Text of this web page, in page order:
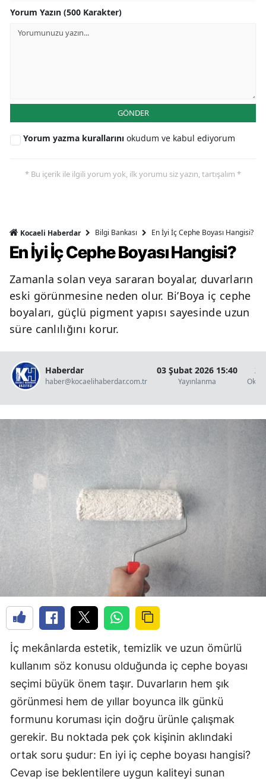
Yorum Yazın (500 Karakter)
GÖNDER
Yorum yazma kurallarını okudum ve kabul ediyorum
* Bu içerik ile ilgili yorum yok, ilk yorumu siz yazın, tartışalım *
Kocaeli Haberdar Bilgi Bankası En İyi İç Cephe Boyası Hangisi?
En İyi İç Cephe Boyası Hangisi?
Zamanla solan veya sararan boyalar, duvarların
eski görünmesine neden olur. Bi’Boya iç cephe
boyaları, güçlü pigment yapısı sayesinde uzun
süre canlılığını korur.
Haberdar
haber@kocaelihaberdar.com.tr
03 Şubat 2026 15:40
Yayınlanma
2
İç mekânlarda estetik, temizlik ve uzun ömürlü
kullanım söz konusu olduğunda iç cephe boyası
seçimi büyük önem taşır. Duvarların hem şık
görünmesi hem de yıllar boyunca ilk günkü
formunu koruması için doğru ürünle çalışmak
gerekir. Bu noktada pek çok kişinin aklındaki
ortak soru şudur: En iyi iç cephe boyası hangisi?
Cevap ise beklentilere uygun kaliteyi sunan